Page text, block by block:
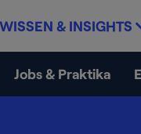
WISSEN & INSIGHTS
Jobs & Praktika